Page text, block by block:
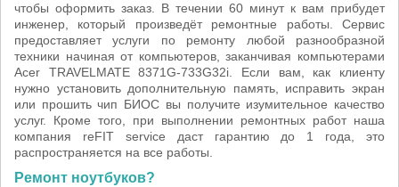
чтобы оформить заказ. В течении 60 минут к вам прибудет
инженер, который произведёт ремонтные работы. Сервис
предоставляет услуги по ремонту любой разнообразной
техники начиная от компьютеров, заканчивая компьютерами
Acer TRAVELMATE 8371G-733G32i. Если вам, как клиенту
нужно установить дополнительную память, исправить экран
или прошить чип БИОС вы получите изумительное качество
услуг. Кроме того, при выполнении ремонтных работ наша
компания reFIT service даст гарантию до 1 года, это
распространяется на все работы.
Ремонт ноутбуков?